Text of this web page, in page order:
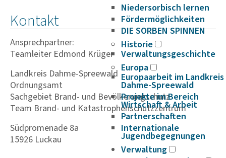
Niedersorbisch lernen
Fördermöglichkeiten
DIE SORBEN SPINNEN
Historie
Verwaltungsgeschichte
Europa
Europaarbeit im Landkreis
Dahme-Spreewald
Projekte im Bereich
Wirtschaft & Arbeit
Partnerschaften
Internationale
Jugendbegegnungen
Verwaltung
Kontakt
Ansprechpartner:
Teamleiter Edmond Krüger
Landkreis Dahme-Spreewald
Ordnungsamt
Sachgebiet Brand- und Bevölkerungschutz
Team Brand- und Katastrophenschutzzentrum
Südpromenade 8a
15926 Luckau